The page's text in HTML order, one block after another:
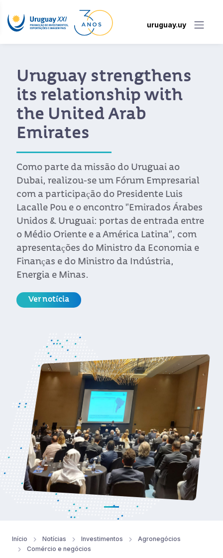
uruguay.uy
Uruguay strengthens
its relationship with
the United Arab
Emirates
Como parte da missão do Uruguai ao
Dubai, realizou-se um Fórum Empresarial
com a participação do Presidente Luis
Lacalle Pou e o encontro "Emirados Árabes
Unidos & Uruguai: portas de entrada entre
o Médio Oriente e a América Latina", com
apresentações do Ministro da Economia e
Finanças e do Ministro da Indústria,
Energia e Minas.
Ver notícia
Início Notícias Investimentos
Agronegócios
Comércio e negócios